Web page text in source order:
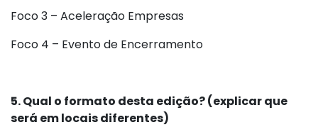
Foco 3 – Aceleração Empresas
Foco 4 – Evento de Encerramento
5. Qual o formato desta edição? (explicar que
será em locais diferentes)